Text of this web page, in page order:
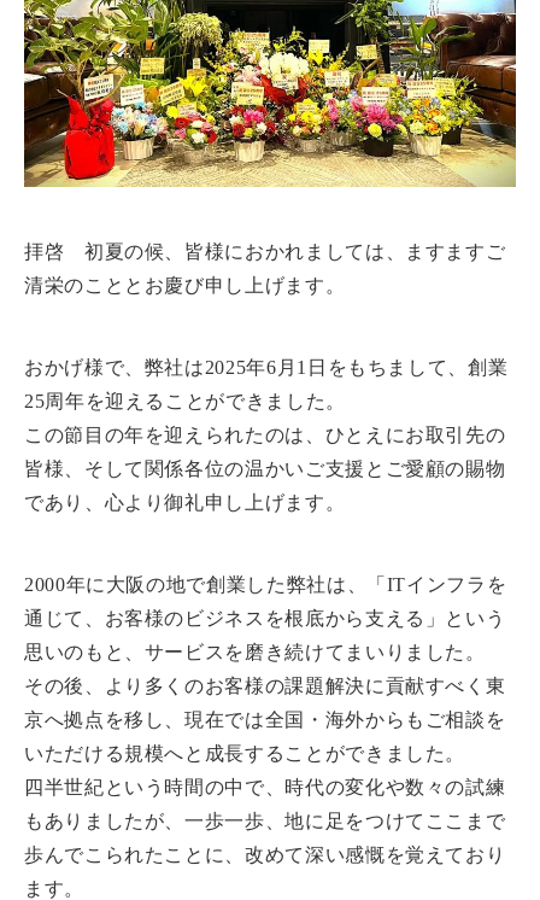
拝啓 初夏の候、皆様におかれましては、ますますご
清栄のこととお慶び申し上げます。
おかげ様で、弊社は2025年6月1日をもちまして、創業
25周年を迎えることができました。
この節目の年を迎えられたのは、ひとえにお取引先の
皆様、そして関係各位の温かいご支援とご愛顧の賜物
であり、心より御礼申し上げます。
2000年に大阪の地で創業した弊社は、「ITインフラを
通じて、お客様のビジネスを根底から支える」という
思いのもと、サービスを磨き続けてまいりました。
その後、より多くのお客様の課題解決に貢献すべく東
京へ拠点を移し、現在では全国・海外からもご相談を
いただける規模へと成長することができました。
四半世紀という時間の中で、時代の変化や数々の試練
もありましたが、一歩一歩、地に足をつけてここまで
歩んでこられたことに、改めて深い感慨を覚えており
ます。